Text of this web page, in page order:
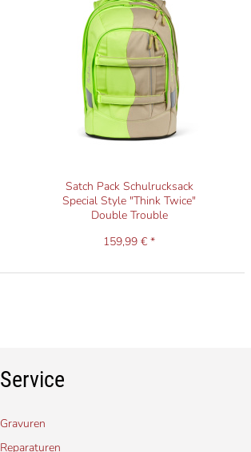
Satch Pack Schulrucksack
Special Style "Think Twice"
Double Trouble
159,99 € *
Service
Gravuren
Reparaturen